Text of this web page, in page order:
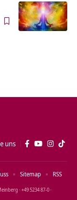
uns
· +49 5234 87‑0 ·
Sitemap RSS